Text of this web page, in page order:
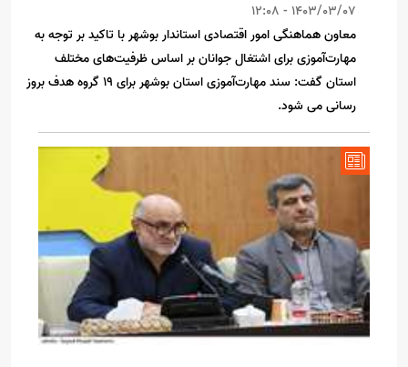
1403/03/07 - 12:08
معاون هماهنگی امور اقتصادی استاندار بوشهر با تاکید بر توجه به
مهارت‌آموزی برای اشتغال جوانان بر اساس ظرفیت‌های مختلف
استان گفت: سند مهارت‌آموزی استان بوشهر برای 19 گروه هدف بروز
رسانی می شود.